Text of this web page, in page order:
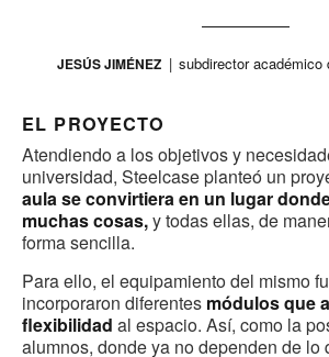
JESÚS JIMÉNEZ subdirector académico
EL PROYECTO
Atendiendo a los objetivos y
universidad, Steelcase planteó un
aula se convirtiera en un lugar
muchas cosas,y todas ellas, de
forma sencilla.
Para ello, el equipamiento del mismo
incorporaron diferentes módulos que
flexibilidad al espacio. Así, como la
alumnos, donde ya no dependen de lo